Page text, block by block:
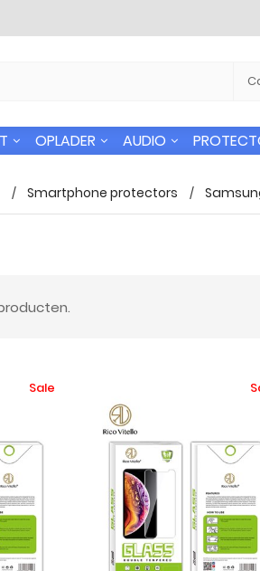
OPLADER AUDIO
Smartphone protectors
Sale